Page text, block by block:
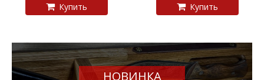
Купить Купить
НОВИНКА